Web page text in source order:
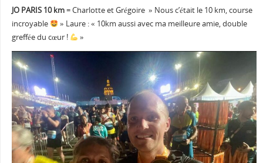
JO PARIS 10 km= Charlotte et Grégoire » Nous c’était le 10 km, course
incroyable
» Laure : « 10km aussi avec ma meilleure amie, double
greffée du cœur !
»